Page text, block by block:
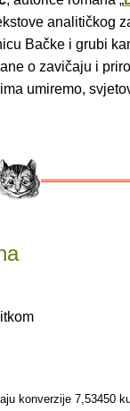
analitičkog
Bačke i grubi
o zavičaju i
umiremo,
konverzije 7,53450